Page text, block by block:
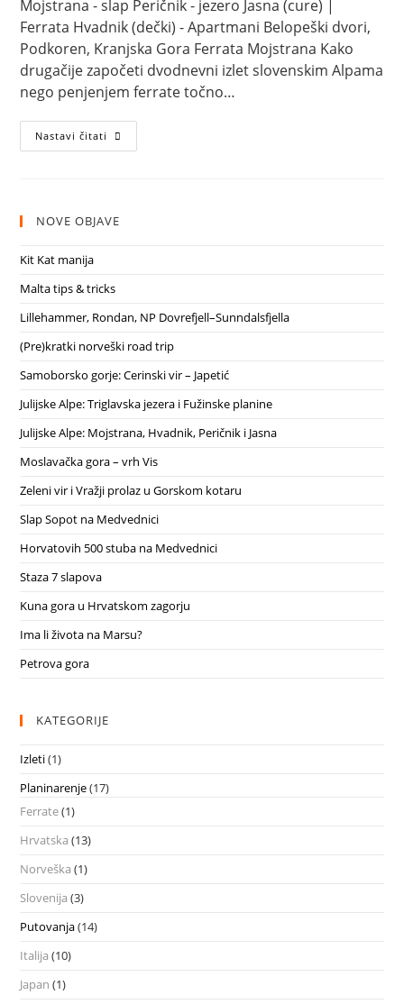
Mojstrana - slap Peričnik - jezero Jasna (cure) |
Ferrata Hvadnik (dečki) - Apartmani Belopeški dvori,
Podkoren, Kranjska Gora Ferrata Mojstrana Kako
drugačije započeti dvodnevni izlet slovenskim Alpama
nego penjenjem ferrate točno…
Nastavi čitati Julijske
Alpe:
NOVE OBJAVE
Kit Kat manija
Malta tips & tricks
Lillehammer, Rondan, NP Dovrefjell–Sunndalsfjella
(Pre)kratki norveški road trip
Samoborsko gorje: Cerinski vir – Japetić
Julijske Alpe: Triglavska jezera i Fužinske planine
Julijske Alpe: Mojstrana, Hvadnik, Peričnik i Jasna
Moslavačka gora – vrh Vis
Zeleni vir i Vražji prolaz u Gorskom kotaru
Slap Sopot na Medvednici
Horvatovih 500 stuba na Medvednici
Staza 7 slapova
Kuna gora u Hrvatskom zagorju
Ima li života na Marsu?
Petrova gora
KATEGORIJE
Izleti(1)
Planinarenje(17)
Ferrate(1)
Hrvatska (13)
Norveška (1)
Slovenija (3)
Putovanja(14)
Italija (10)
Japan (1)